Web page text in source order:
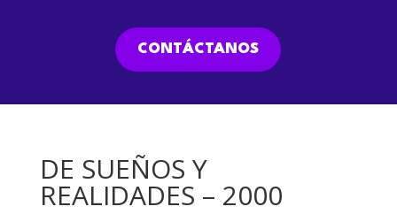
CONTÁCTANOS
DE SUEÑOS Y
REALIDADES – 2000